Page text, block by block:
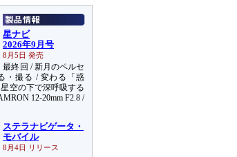
星ナビ
2026年9月号
8月5日 発売
最終回 / 新月のペルセ
・撮る / 変わる「惑
空の下で深呼吸する
12-20mm F2.8 /
ステラナビゲータ・
モバイル
8月4日 リリース